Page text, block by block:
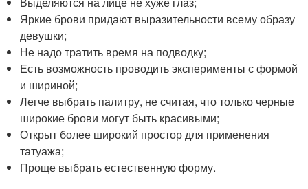
Яркие брови придают выразительности всему образу
девушки;
Не надо тратить время на подводку;
Есть возможность проводить эксперименты с формой
и шириной;
Легче выбрать палитру, не считая, что только черные
широкие брови могут быть красивыми;
Открыт более широкий простор для применения
татуажа;
Проще выбрать естественную форму.